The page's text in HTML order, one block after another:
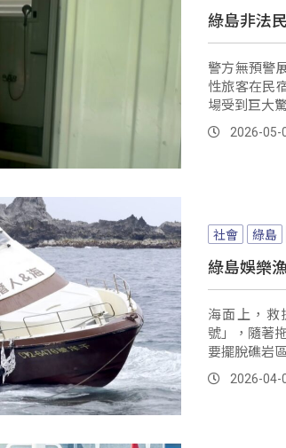
綠島非法
警方無預警
性旅客在民
場受到巨大
2026-05-
社會 綠島
綠島娛樂
海面上，救
號」，隨著
要擺脫礁岩
2026-04-